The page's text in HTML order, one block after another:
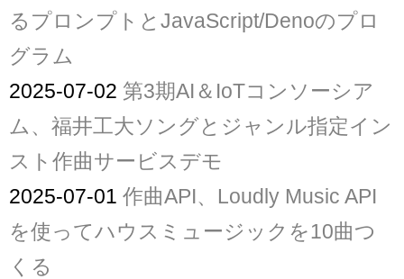
るプロンプトとJavaScript/Denoのプロ
グラム
2025-07-02 第3期AI＆IoTコンソーシア
ム、福井工大ソングとジャンル指定イン
スト作曲サービスデモ
2025-07-01 作曲API、Loudly Music API
を使ってハウスミュージックを10曲つ
くる